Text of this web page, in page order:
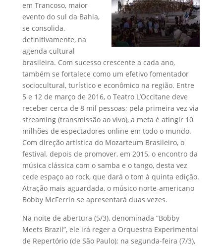
em Trancoso, maior
evento do sul da Bahia,
se consolida,
definitivamente, na
agenda cultural
brasileira. Com sucesso crescente a cada ano,
também se fortalece como um efetivo fomentador
sociocultural, turístico e econômico na região. Entre
5 e 12 de março de 2016, o Teatro L’Occitane deve
receber cerca de 8 mil pessoas; pela primeira vez via
streaming (transmissão ao vivo), a meta é atingir 10
milhões de espectadores online em todo o mundo.
Com direção artística do Mozarteum Brasileiro, o
festival, depois de promover, em 2015, o encontro da
música clássica com o samba e o tango, desta vez
cede espaço ao rock, que dará o tom à quinta edição.
Atração mais aguardada, o músico norte-americano
Bobby McFerrin se apresentará duas vezes.
Na noite de abertura (5/3), denominada “Bobby
Meets Brazil”, ele irá reger a Orquestra Experimental
de Repertório (de São Paulo); na segunda-feira (7/3),